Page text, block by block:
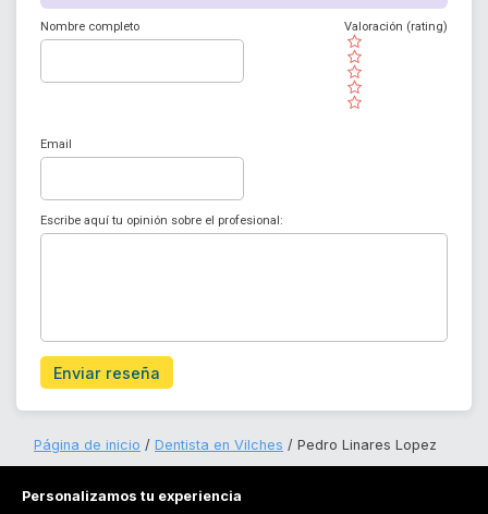
Nombre completo
( )
( )
( )
( )
( )
Valoración (rating)
Email
Escribe aquí tu opinión sobre el profesional:
Enviar reseña
Página de inicio Dentista en Vilches Pedro Linares Lopez
Personalizamos tu experiencia